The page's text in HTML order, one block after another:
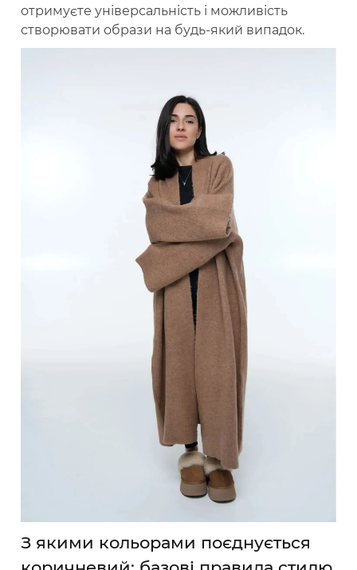
отримуєте універсальність і можливість
створювати образи на будь-який випадок.
З якими кольорами поєднується